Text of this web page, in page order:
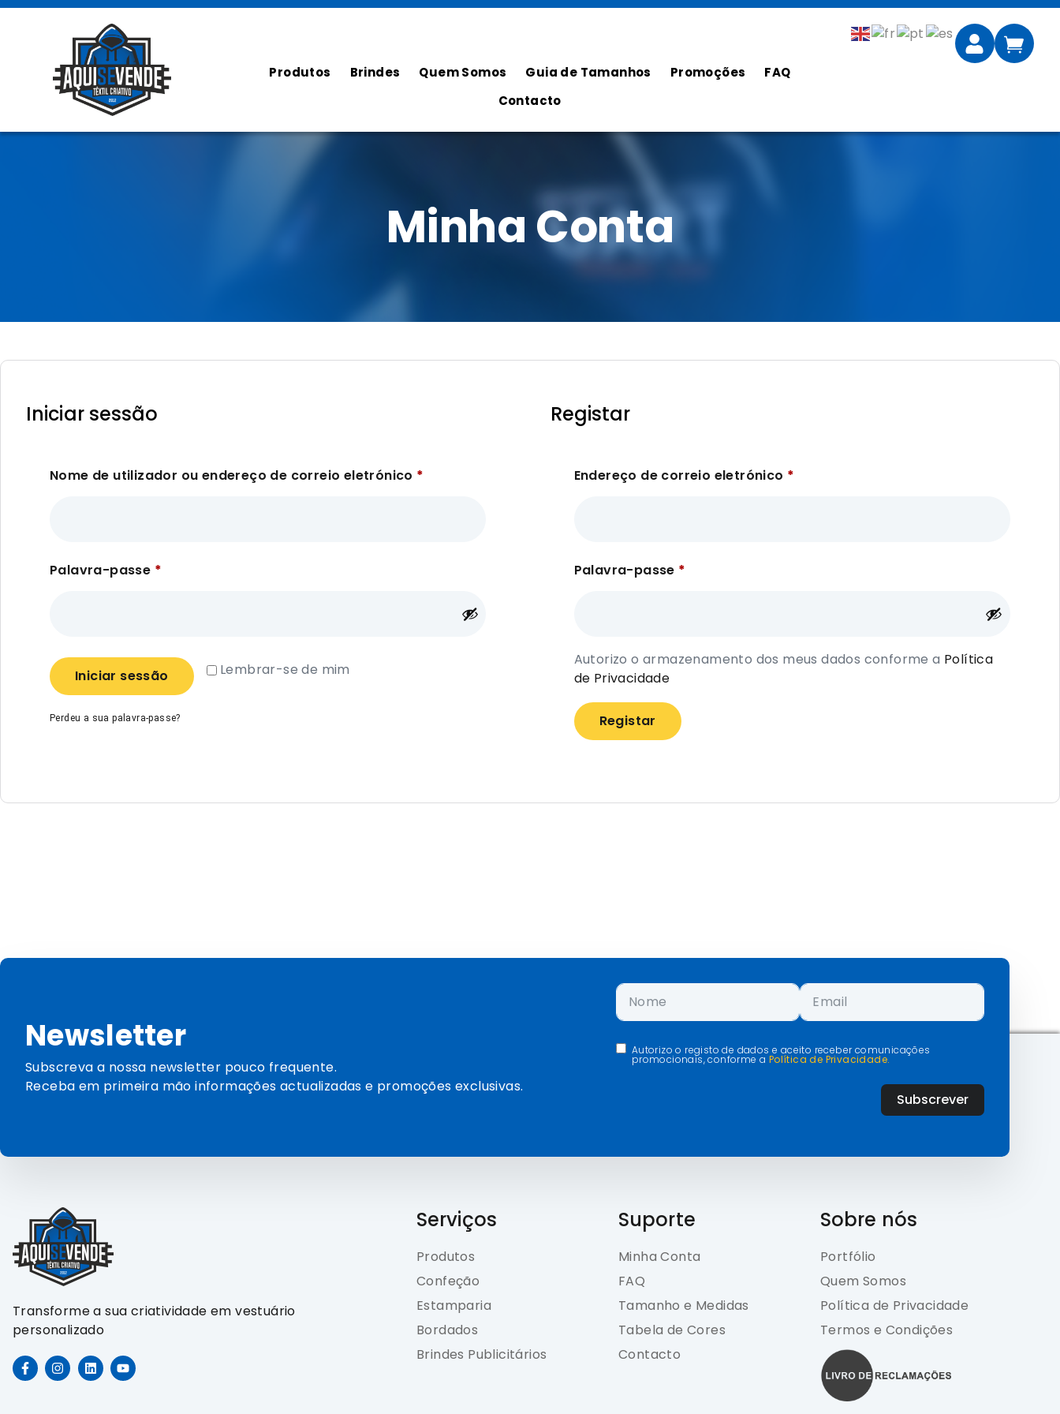
Produtos Brindes Quem Somos Guia de Tamanhos Promoções
FAQ
Contacto
Minha Conta
Iniciar sessão
Nome de utilizador ou endereço de correio eletrónico *
Palavra-passe *
Lembrar-se de mim
Iniciar sessão
Perdeu a sua palavra-passe?
Registar
Endereço de correio eletrónico *
Palavra-passe *
Autorizo o armazenamento dos meus dados conforme a Política
de Privacidade
Registar
Newsletter
Subscreva a nossa newsletter pouco frequente.
Receba em primeira mão informações actualizadas e promoções exclusivas.
Autorizo o registo de dados e aceito receber comunicações
promocionais, conforme a Política de Privacidade.
Subscrever
Transforme a sua criatividade em vestuário
personalizado
Serviços
Produtos
Confeção
Estamparia
Bordados
Brindes Publicitários
Suporte
Minha Conta
FAQ
Tamanho e Medidas
Tabela de Cores
Contacto
Sobre nós
Portfólio
Quem Somos
Política de Privacidade
Termos e Condições